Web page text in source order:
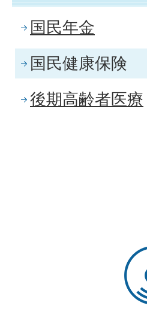
国民年金
国民健康保険
後期高齢者医療
氷
見
市